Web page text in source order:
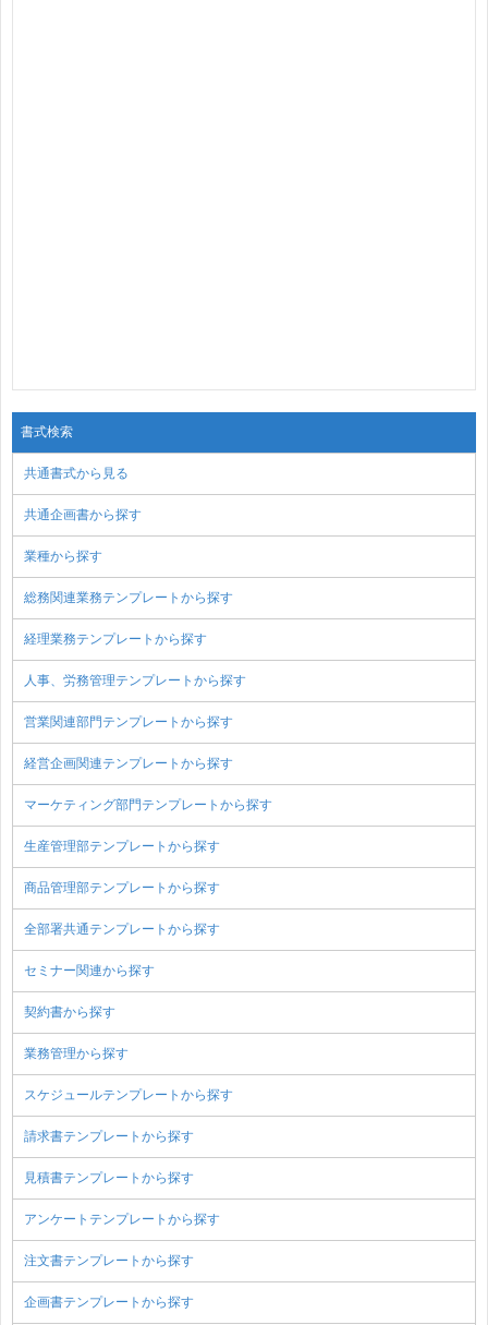
書式検索
共通書式から見る
共通企画書から探す
業種から探す
総務関連業務テンプレートから探す
経理業務テンプレートから探す
人事、労務管理テンプレートから探す
営業関連部門テンプレートから探す
経営企画関連テンプレートから探す
マーケティング部門テンプレートから探す
生産管理部テンプレートから探す
商品管理部テンプレートから探す
全部署共通テンプレートから探す
セミナー関連から探す
契約書から探す
業務管理から探す
スケジュールテンプレートから探す
請求書テンプレートから探す
見積書テンプレートから探す
アンケートテンプレートから探す
注文書テンプレートから探す
企画書テンプレートから探す